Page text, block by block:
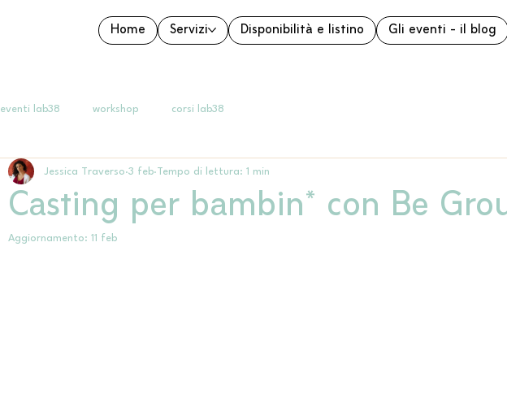
Home Servizi Disponibilità e listino Gli eventi - il blog
eventi lab38 workshop corsi lab38
Casting per bambin* con Be
Jessica Traverso 3 feb Tempo di lettura: 1 min
Aggiornamento: 11 feb